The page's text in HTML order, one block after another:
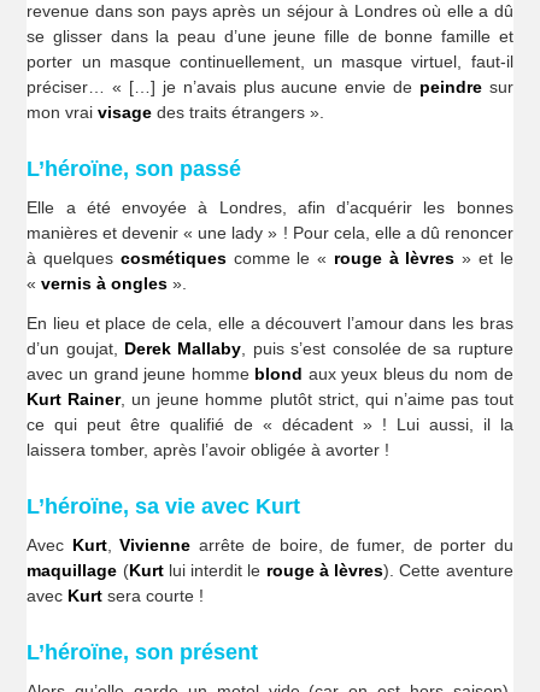
revenue dans son pays après un séjour à Londres où elle a dû
se glisser dans la peau d’une jeune fille de bonne famille et
porter un masque continuellement, un masque virtuel, faut-il
préciser… « […] je n’avais plus aucune envie de peindre sur
mon vraivisagedes traits étrangers ».
L’héroïne, son passé
Elle a été envoyée à Londres, afin d’acquérir les bonnes
manières et devenir « une lady » ! Pour cela, elle a dû renoncer
à quelques cosmétiquescomme le « rouge à lèvres » et le
«vernis à ongles ».
En lieu et place de cela, elle a découvert l’amour dans les bras
d’un goujat, Derek Mallaby , puis s’est consolée de sa rupture
avec un grand jeune homme blond aux yeux bleus du nom de
Kurt Rainer, un jeune homme plutôt strict, qui n’aime pas tout
ce qui peut être qualifié de « décadent » ! Lui aussi, il la
laissera tomber, après l’avoir obligée à avorter !
L’héroïne, sa vie avec Kurt
Avec Kurt,Vivienne arrête de boire, de fumer, de porter du
maquillage (Kurtlui interdit le rouge à lèvres). Cette aventure
avec Kurt sera courte !
L’héroïne, son présent